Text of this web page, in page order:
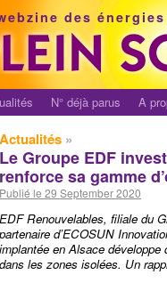
des
N° déjà parus A
Actualités »
Le Groupe EDF
renforce sa gamme
Publié le 29 September 2020
EDF Renouvelables, filiale du
partenaire d’ECOSUN
implantée en Alsace
dans les zones isolées. Un